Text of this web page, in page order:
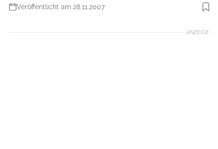
Veröffentlicht am 28.11.2007
Foto: Rainer Eder
ANZEIGE